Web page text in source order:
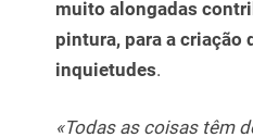
muito alongadas
pintura, para a criação
inquietudes.
«Todas as coisas têm